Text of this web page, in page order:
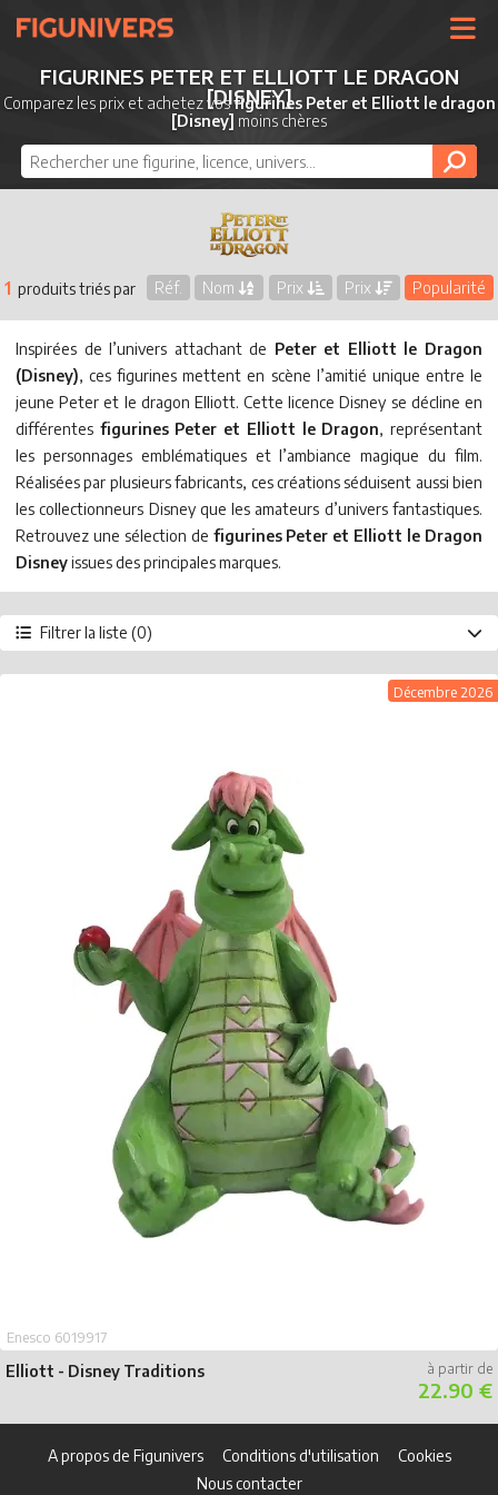
UNIVERS
LICENCES
MARQUES
NOUVEAUTÉS
DERNIERS AJOUTS
FIGURINES PETER ET ELLIOTT LE DRAGON
[DISNEY]
Comparez les prix et achetez vosfigurines Peter et Elliott le dragon
[Disney] moins chères
1 produits triés par Réf. Nom Prix Prix Popularité
Inspirées de l’univers attachant de Peter et Elliott le Dragon
(Disney), ces figurines mettent en scène l’amitié unique entre le
jeune Peter et le dragon Elliott. Cette licence Disney se décline en
différentes figurines Peter et Elliott le Dragon, représentant
les personnages emblématiques et l’ambiance magique du film.
Réalisées par plusieurs fabricants, ces créations séduisent aussi bien
les collectionneurs Disney que les amateurs d’univers fantastiques.
Retrouvez une sélection de figurines Peter et Elliott le Dragon
Disneyissues des principales marques.
Filtrer la liste (0)
de 20 à 50 €
+ de 50 €
Elliott - Disney Traditions
Enesco 6019917
Décembre 2026
22.90 €
A propos de Figunivers Conditions d'utilisation
Cookies
Nous contacter